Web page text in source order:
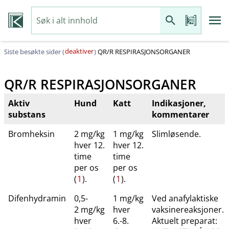
Siste besøkte sider (deaktiver)QR​/​R RESPIRASJONSORGANER
QR​/​R RESPIRASJONSORGANER
Aktiv
substans
Hund Katt
Indikasjoner,
kommentarer
Bromheksin
2 mg/kg
hver 12.
time
per os
(1).
1 mg/kg
hver 12.
time
per os
(1).
Slimløsende.
Difenhydramin
0,5-
2 mg/kg
hver
1 mg/kg
hver
6.-8.
Ved anafylaktiske
vaksinereaksjoner.
Aktuelt preparat: